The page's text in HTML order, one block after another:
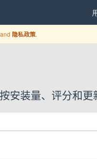
and 隐私政策.
装量、评分和更